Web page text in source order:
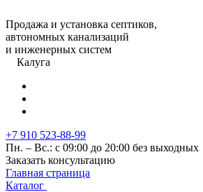
Продажа и установка септиков,
автономных канализаций
и инженерных систем
Калуга
+7 910 523-88-99
Пн. – Вс.: с 09:00 до 20:00 без выходных
Заказать консультацию
Главная страница
Каталог